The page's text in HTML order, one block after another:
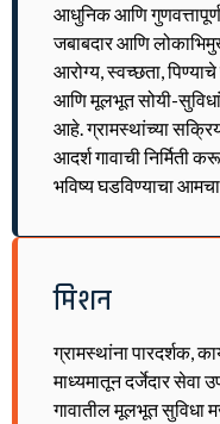
आधुनिक आणि
जबाबदार आणि
आरोग्य, स्वच्छता,
आणि मूलभूत सोयी-
आहे. ग्रामस्थांच्या
आदर्श गावाची निर्मिती
भविष्य घडविण्याचा
मिशन
ग्रामस्थांना पारदर्शक,
माध्यमातून दर्जेदार
गावातील मूलभूत सुविधा